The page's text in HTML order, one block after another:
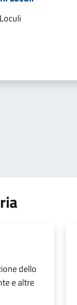
dello
e altre